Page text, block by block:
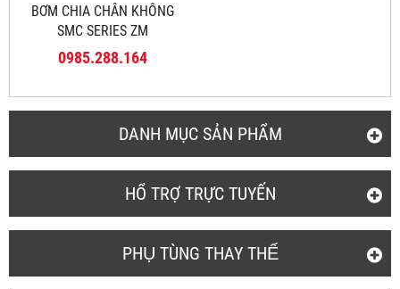
DANH MỤC SẢN PHẨM
HỔ TRỢ TRỰC TUYẾN
PHỤ TÙNG THAY THẾ
BƠM CHIA CHÂN KHÔNG
SMC SERIES ZM
0985.288.164